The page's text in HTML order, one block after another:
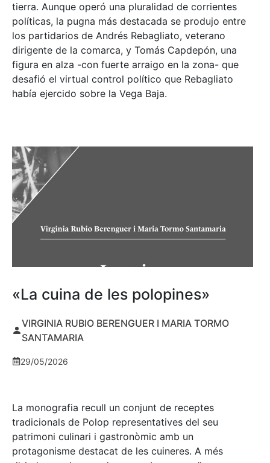
tierra. Aunque operó una pluralidad de corrientes
políticas, la pugna más destacada se produjo entre
los partidarios de Andrés Rebagliato, veterano
dirigente de la comarca, y Tomás Capdepón, una
figura en alza -con fuerte arraigo en la zona- que
desafió el virtual control político que Rebagliato
había ejercido sobre la Vega Baja.
«La cuina de les polopines»
VIRGINIA RUBIO BERENGUER I MARIA TORMO
SANTAMARIA
29/05/2026
La monografia recull un conjunt de receptes
tradicionals de Polop representatives del seu
patrimoni culinari i gastronòmic amb un
protagonisme destacat de les cuineres. A més